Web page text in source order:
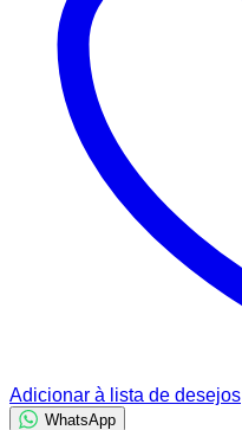
Adicionar à lista de desejos
WhatsApp